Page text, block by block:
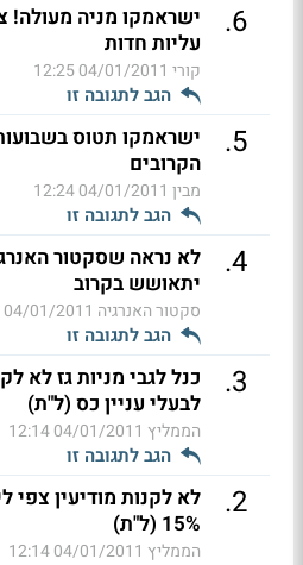
6
.
ישראמקו מניה מעולה!
עליות חדות
קורי 04/01/2011 12:25
הגב לתגובה זו
5
.
ישראמקו תטוס
הקרובים
מבין 04/01/2011 12:24
הגב לתגובה זו
4
.
לא נראה שסקטור
יתאושש בקרוב
סקטור האנרגיה 04/01/2011 12:19
הגב לתגובה זו
3
.
כנל לגבי מניות גז לא
לבעלי עניין כס (ל"ת)
הממליץ 04/01/2011 12:14
הגב לתגובה זו
2
.
לא לקנות מודיעין צפי
15% (ל"ת)
הממליץ 04/01/2011 12:14